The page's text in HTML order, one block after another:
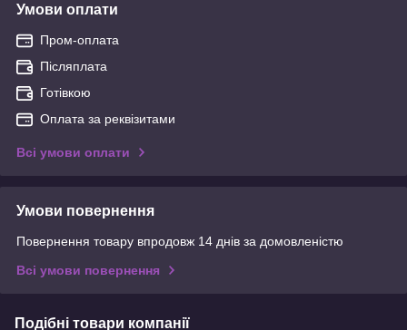
Умови оплати
Пром-оплата
Післяплата
Готівкою
Оплата за реквізитами
Всі умови оплати
Умови повернення
Повернення товару впродовж 14 днів за домовленістю
Всі умови повернення
Подібні товари компанії